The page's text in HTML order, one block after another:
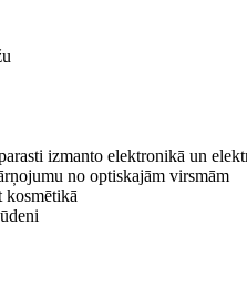
izmanto elektronikā un
no optiskajām virsmām
kosmētikā